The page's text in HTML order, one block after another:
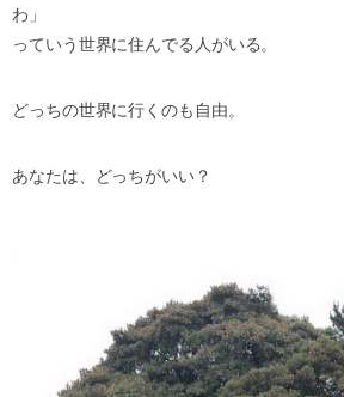
わ」
っていう世界に住んでる人がいる。
どっちの世界に行くのも自由。
あなたは、どっちがいい？